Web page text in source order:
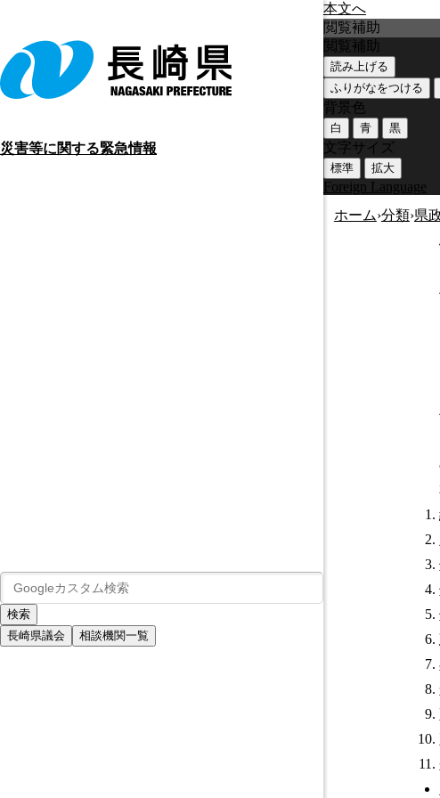
本文へ
災害等に関する緊急情報
長崎県議会 相談機関一覧
閲覧補助
閲覧補助
読み上げる
ふりがなをつける
背景色
白 青 黒
文字サイズ
標準 拡大
Foreign Language
ホーム›分類›県